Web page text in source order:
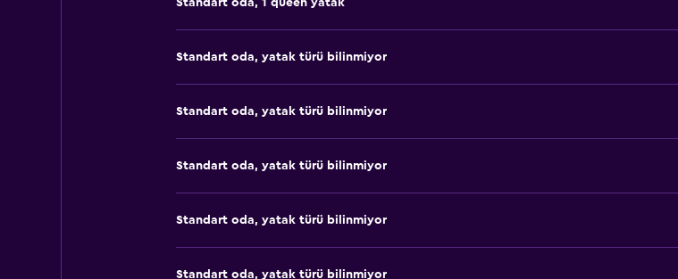
Standart oda, 1 queen yatak
Standart oda, yatak türü bilinmiyor
Standart oda, yatak türü bilinmiyor
Standart oda, yatak türü bilinmiyor
Standart oda, yatak türü bilinmiyor
Standart oda, yatak türü bilinmiyor